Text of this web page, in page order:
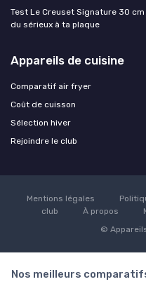
Test Le Creuset Signature 30
du sérieux à ta plaque
Appareils de cuisine
Comparatif air fryer
Coût de cuisson
Sélection hiver
Rejoindre le club
Mentions légales
club
À propos
©
Nos meilleurs